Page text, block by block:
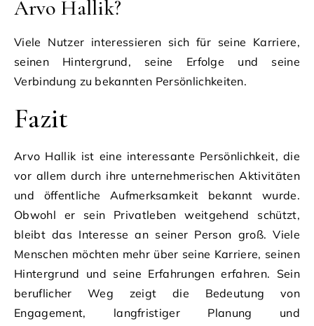
Arvo Hallik?
Viele Nutzer interessieren sich für seine Karriere,
seinen Hintergrund, seine Erfolge und seine
Verbindung zu bekannten Persönlichkeiten.
Fazit
Arvo Hallik ist eine interessante Persönlichkeit, die
vor allem durch ihre unternehmerischen Aktivitäten
und öffentliche Aufmerksamkeit bekannt wurde.
Obwohl er sein Privatleben weitgehend schützt,
bleibt das Interesse an seiner Person groß. Viele
Menschen möchten mehr über seine Karriere, seinen
Hintergrund und seine Erfahrungen erfahren. Sein
beruflicher Weg zeigt die Bedeutung von
Engagement, langfristiger Planung und